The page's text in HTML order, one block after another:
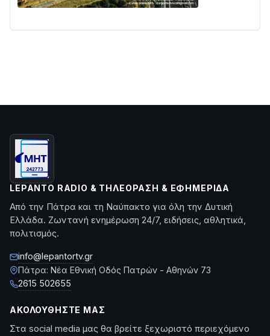
LEPANTO RADIO & ΤΗΛΕΌΡΑΣΗ & ΕΦΗΜΕΡΊΔΑ
Από την Πάτρα και τη Ναύπακτο για όλη την Δυτική
Ελλάδα. Ζωντανή ενημέρωση 24/7, ειδήσεις, αθλητικά,
πολιτισμός.
info@lepantortv.gr
Πάτρα: Νέα Εθνική Οδός Πατρών - Αθηνών 73
2615 502655
ΑΚΟΛΟΥΘΉΣΤΕ ΜΑΣ
Στα social media μας θα βρείτε ξεχωριστό περιεχόμενο